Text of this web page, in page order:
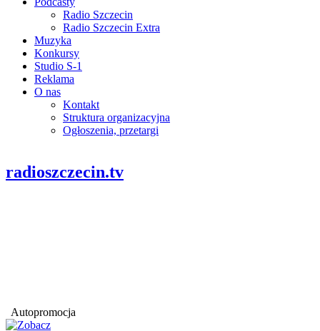
Radio Szczecin
Radio Szczecin Extra
Muzyka
Konkursy
Studio S-1
Reklama
O nas
Kontakt
Struktura organizacyjna
Ogłoszenia, przetargi
radioszczecin.tv
Autopromocja